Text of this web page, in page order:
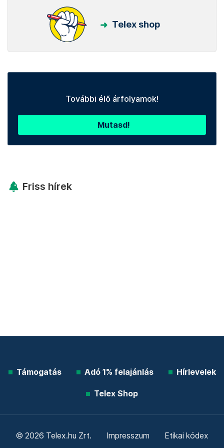
Telex shop
További élő árfolyamok!
Mutasd!
Friss hírek
Támogatás Adó 1% felajánlás Hírlevelek
Telex Shop
© 2026 Telex.hu Zrt. Impresszum Etikai kódex